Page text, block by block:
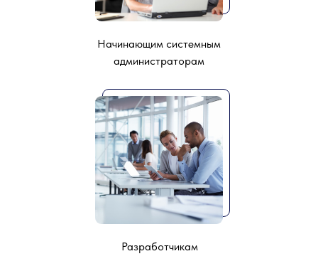
Начинающим системным
администраторам
Разработчикам